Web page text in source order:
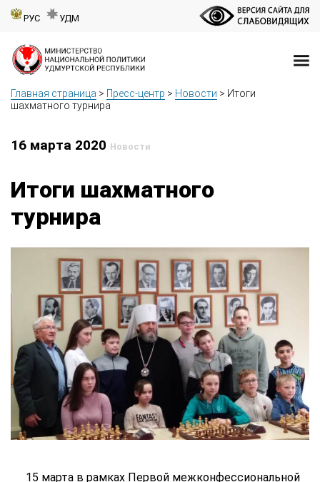
РУС УДМ
Главная страница > Пресс-центр > Новости > Итоги
шахматного турнира
16 марта 2020 Новости
Итоги шахматного
турнира
15 марта в рамках Первой межконфессиональной